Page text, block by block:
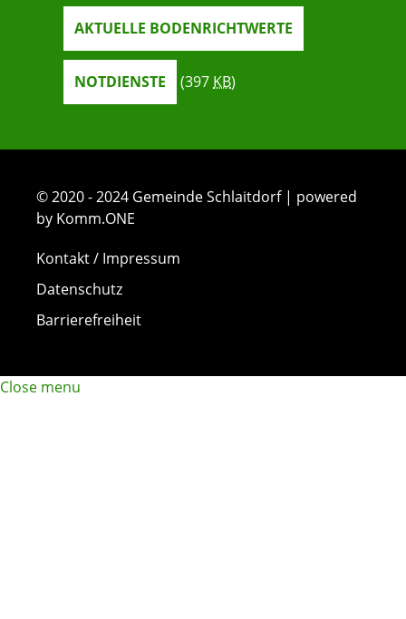
AKTUELLE BODENRICHTWERTE
NOTDIENSTE (397 KB)
© 2020 - 2024 Gemeinde Schlaitdorf | powered
by Komm.ONE
Kontakt / Impressum
Datenschutz
Barrierefreiheit
Close menu